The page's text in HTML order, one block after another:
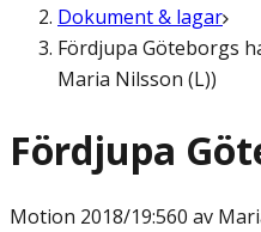
Dokument & lagar
Fördjupa Göteborgs
Maria Nilsson (L))
Fördjupa
Motion 2018/19:560 av